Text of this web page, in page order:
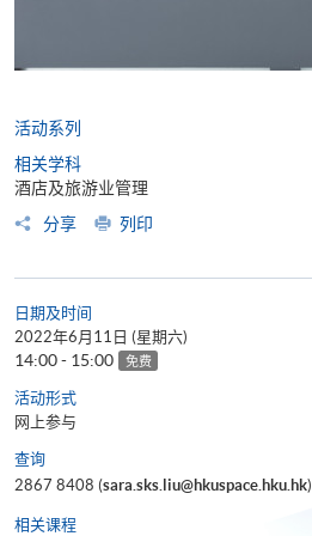
活动系列
相关学科
酒店及旅游业管理
分享
列印
日期及时间
2022年6月11日 (星期六)
14:00 - 15:00 免费
活动形式
网上参与
查询
2867 8408 (sara.sks.liu@hkuspace.hku.hk)
相关课程